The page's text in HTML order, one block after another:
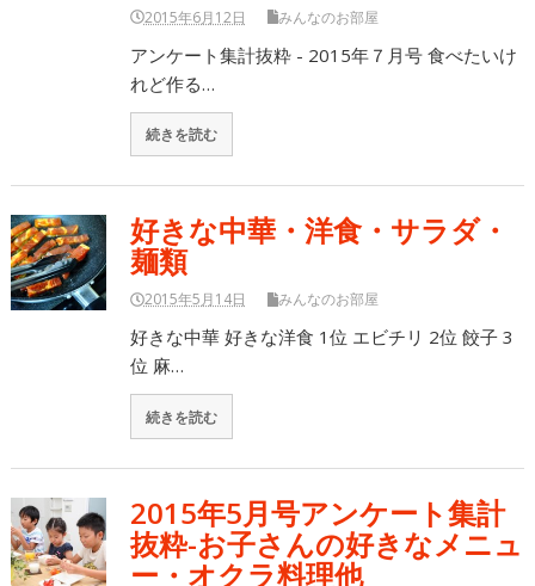
2015年6月12日 みんなのお部屋
アンケート集計抜粋 - 2015年７月号 食べたいけ
れど作る…
続きを読む
好きな中華・洋食・サラダ・
麺類
2015年5月14日 みんなのお部屋
好きな中華 好きな洋食 1位 エビチリ 2位 餃子 3
位 麻…
続きを読む
2015年5月号アンケート集計
抜粋-お子さんの好きなメニュ
ー・オクラ料理他